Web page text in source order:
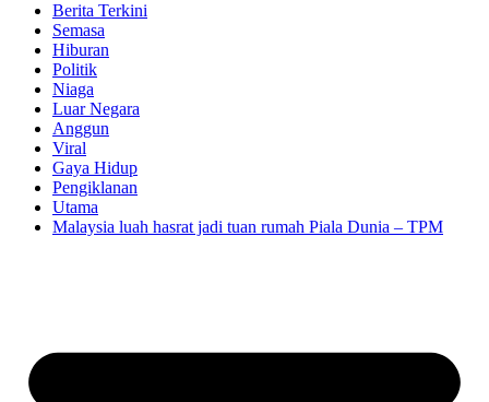
Berita Terkini
Semasa
Hiburan
Politik
Niaga
Luar Negara
Anggun
Viral
Gaya Hidup
Pengiklanan
Utama
Malaysia luah hasrat jadi tuan rumah Piala Dunia – TPM